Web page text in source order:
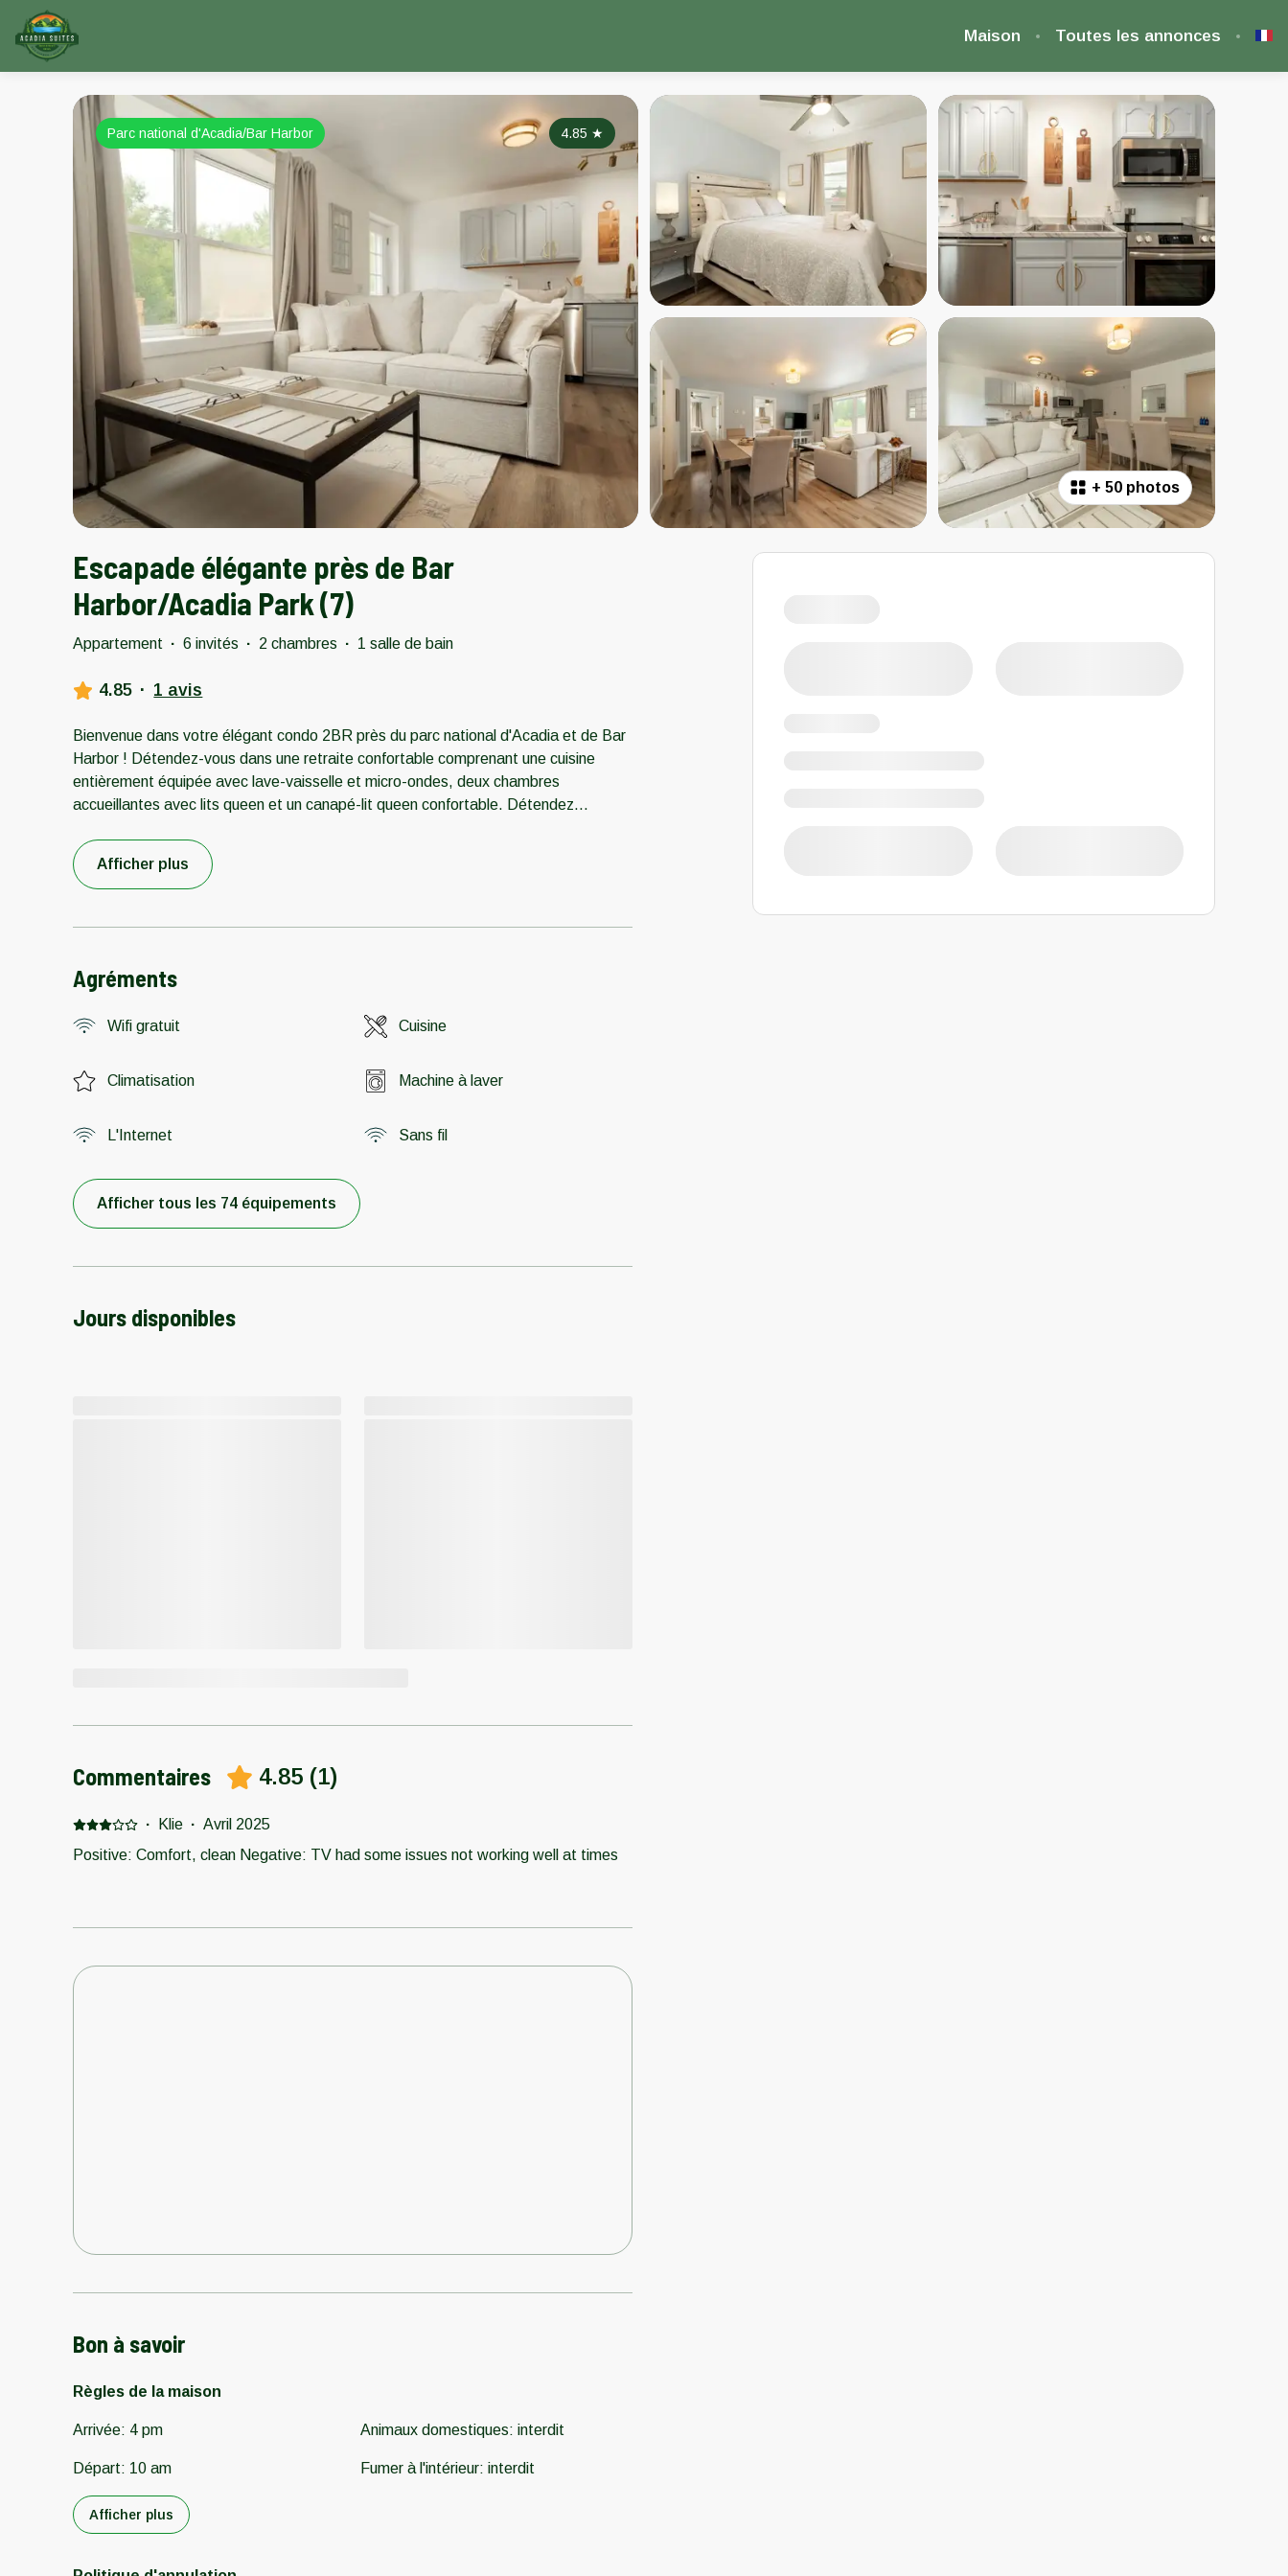
Maison Toutes les annonces
+ 50 photos
4.85 ★
Parc national d'Acadia/Bar Harbor
Escapade élégante près de Bar
Harbor/Acadia Park (7)
Appartement · 6 invités · 2 chambres · 1 salle de bain
4.85 · 1 avis
Bienvenue dans votre élégant condo 2BR près du parc national d'Acadia et de Bar
Harbor ! Détendez-vous dans une retraite confortable comprenant une cuisine
entièrement équipée avec lave-vaisselle et micro-ondes, deux chambres
accueillantes avec lits queen et un canapé-lit queen confortable. Détendez...
Afficher plus
Agréments
Wifi gratuit Cuisine
Climatisation Machine à laver
L'Internet Sans fil
Afficher tous les 74 équipements
Jours disponibles
Commentaires 4.85 (1)
· Klie · Avril 2025
Positive: Comfort, clean Negative: TV had some issues not working well at times
Bon à savoir
Règles de la maison
Arrivée: 4 pm
Départ: 10 am
Animaux domestiques: interdit
Fumer à l'intérieur: interdit
Afficher plus